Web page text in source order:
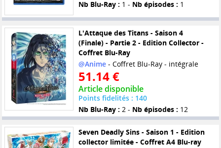
Nb Blu-Ray : 1 - Nb épisodes : 1
L'Attaque des Titans - Saison 4
(Finale) - Partie 2 - Edition Collector -
Coffret Blu-Ray
@Anime- Coffret Blu-Ray - intégrale
51.14 €
Article disponible
Points fidelités : 140
Nb Blu-Ray : 2 - Nb épisodes : 12
Seven Deadly Sins - Saison 1 - Edition
collector limitée - Coffret A4 Blu-ray